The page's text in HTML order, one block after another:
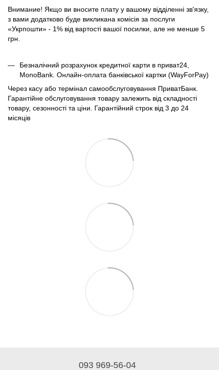
Внимание! Якщо ви вносите плату у вашому відділенні зв'язку,
з вами додатково буде викликана комісія за послуги
«Укрпошти» - 1% від вартості вашої посилки, але не менше 5
грн.
Безналічний розрахунок кредитної карти в приват24,
MonoBank. Онлайн-оплата банківської картки (WayForPay)
Через касу або термінал самообслуговування ПриватБанк.
Гарантійне обслуговування товару залежить від складності
товару, сезонності та ціни. Гарантійний строк від 3 до 24
місяців
093 969-56-04